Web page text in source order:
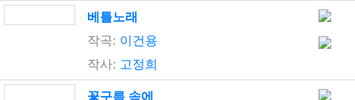
베틀노래
작곡: 이건용
작사: 고정희
꽃구름 속에